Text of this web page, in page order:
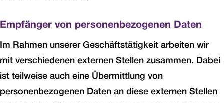
Empfänger von personenbezogenen Daten
Im Rahmen unserer Geschäftstätigkeit arbeiten wir
mit verschiedenen externen Stellen zusammen. Dabei
ist teilweise auch eine Übermittlung von
personenbezogenen Daten an diese externen Stellen